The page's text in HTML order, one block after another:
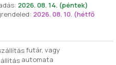
2026. 08. 14. (péntek)
2026. 08. 10. (hétfő
futár, vagy
automata